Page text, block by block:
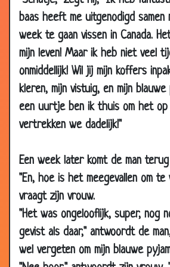
baas heeft me uitgenodigd samen
week te gaan vissen in Canada.
mijn leven! Maar ik heb niet veel
onmiddellijk! Wil jij mijn koffers
kleren, mijn vistuig, en mijn blauwe
een uurtje ben ik thuis om het op
vertrekken we dadelijk!"
Een week later komt de man
"En, hoe is het meegevallen om te
vraagt zijn vrouw.
"Het was ongelooflijk, super, nog
gevist als daar," antwoordt de
wel vergeten om mijn blauwe
22 Jul
2010
Pechvogel
21 Jul
2010
Elkaar gelukkig maken
21 Jul
Een wens doen
21 Jul
Ze houden steeds meer van je
14 Jul
2010
Spuug onderzoek
12 Jul
2010
Doe je dat zelf?
2010
Echtscheiding
07 Jul
Massageolie